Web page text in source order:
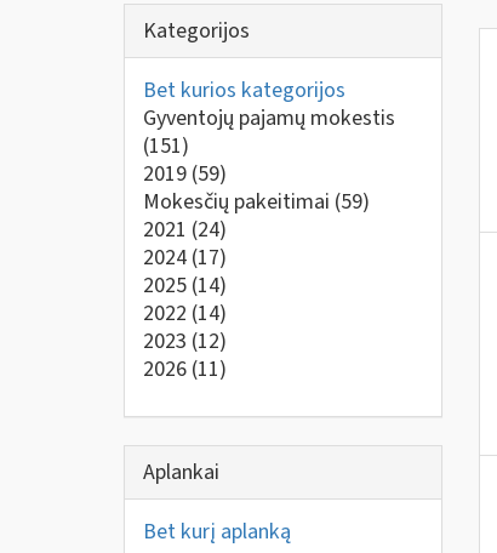
Kategorijos
Bet kurios kategorijos
Gyventojų pajamų mokestis
(151)
2019 (59)
Mokesčių pakeitimai (59)
2021 (24)
2024 (17)
2025 (14)
2022 (14)
2023 (12)
2026 (11)
Aplankai
Bet kurį aplanką